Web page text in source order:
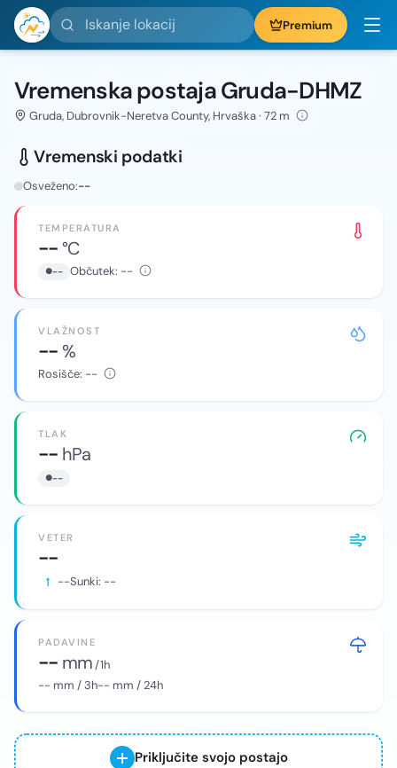
Iskanje lokacij Premium
Vremenska postaja Gruda-DHMZ
Gruda, Dubrovnik-Neretva County, Hrvaška · 72 m
Vremenski podatki
Osveženo:--
TEMPERATURA
--°C
-- Občutek: --
VLAŽNOST
--%
Rosišče: --
TLAK
-- hPa
--
VETER
--
--Sunki: --
PADAVINE
-- mm/ 1h
-- mm / 3h-- mm / 24h
Priključite svojo postajo